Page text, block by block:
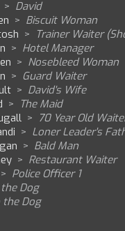
> David
> Biscuit Woman
> Trainer Waiter
> Hotel Manager
> Nosebleed Woman
> Guard Waiter
> David's Wife
> The Maid
> 70 Year Old
> Loner Leader's
> Bald Man
> Restaurant Waiter
> Police Officer 1
Dog
the Dog